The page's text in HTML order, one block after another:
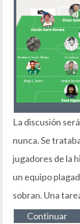
La discusión
nunca. Se
jugadores de la
un equipo
sobran. Una
Continuar